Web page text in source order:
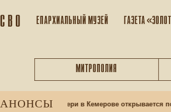
С В О ЕПАРХИАЛЬНЫЙ МУЗEЙ ГАЗЕТА
МИТРОПОЛИЯ
АНОНСЫ
Божией Матери в Кемерове открывается